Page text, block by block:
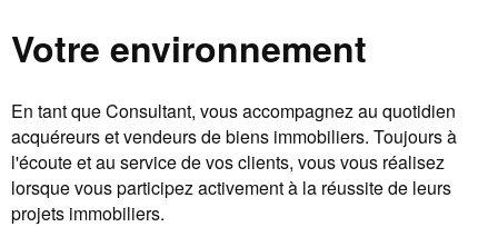
Votre environnement
En tant que Consultant, vous accompagnez au quotidien
acquéreurs et vendeurs de biens immobiliers. Toujours à
l'écoute et au service de vos clients, vous vous réalisez
lorsque vous participez activement à la réussite de leurs
projets immobiliers.